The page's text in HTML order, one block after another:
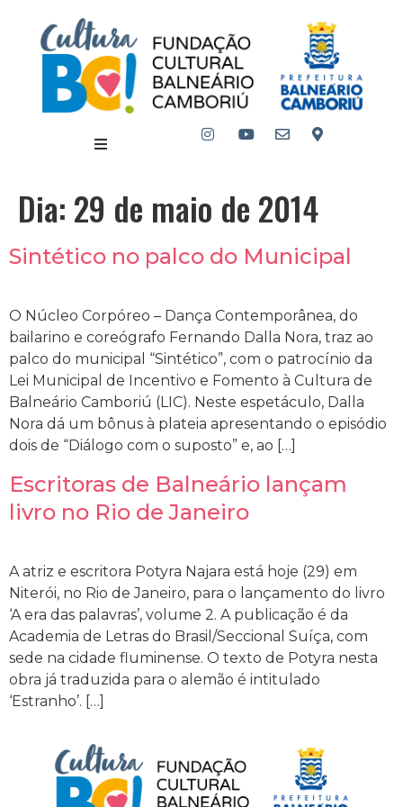
Dia: 29 de maio de 2014
Sintético no palco do Municipal
O Núcleo Corpóreo – Dança Contemporânea, do
bailarino e coreógrafo Fernando Dalla Nora, traz ao
palco do municipal “Sintético”, com o patrocínio da
Lei Municipal de Incentivo e Fomento à Cultura de
Balneário Camboriú (LIC). Neste espetáculo, Dalla
Nora dá um bônus à plateia apresentando o episódio
dois de “Diálogo com o suposto” e, ao […]
Escritoras de Balneário lançam
livro no Rio de Janeiro
A atriz e escritora Potyra Najara está hoje (29) em
Niterói, no Rio de Janeiro, para o lançamento do livro
‘A era das palavras’, volume 2. A publicação é da
Academia de Letras do Brasil/Seccional Suíça, com
sede na cidade fluminense. O texto de Potyra nesta
obra já traduzida para o alemão é intitulado
‘Estranho’. […]